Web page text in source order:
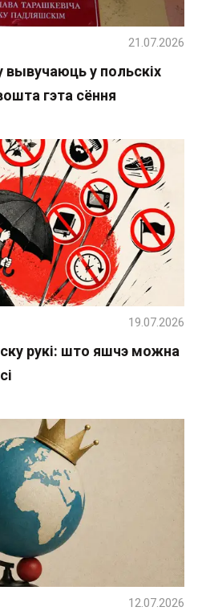
у польскіх
гэта сёння
21.07.2026
рукі: што яшчэ можна
19.07.2026
12.07.2026